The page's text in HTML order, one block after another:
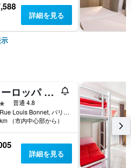
詳細を見る
ヨーロッパ BLV パリ
普通 4.8
10 Rue Louis Bonnet, パリ, フランス
（市内中心部から）
詳細を見る